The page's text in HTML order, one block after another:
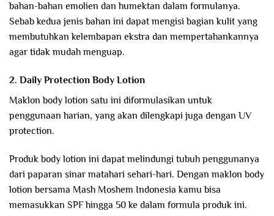
bahan-bahan emolien dan humektan dalam formulanya.
Sebab kedua jenis bahan ini dapat mengisi bagian kulit yang
membutuhkan kelembapan ekstra dan mempertahankannya
agar tidak mudah menguap.
2. Daily Protection Body Lotion
Maklon body lotion satu ini diformulasikan untuk
penggunaan harian, yang akan dilengkapi juga dengan UV
protection.
Produk body lotion ini dapat melindungi tubuh penggunanya
dari paparan sinar matahari sehari-hari. Dengan maklon body
lotion bersama Mash Moshem Indonesia kamu bisa
memasukkan SPF hingga 50 ke dalam formula produk ini.